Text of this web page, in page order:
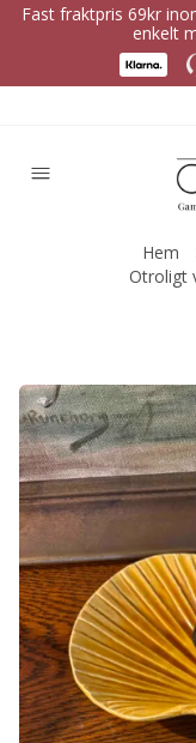
Fast fraktpris 69kr
enkelt
Hem
Otroligt